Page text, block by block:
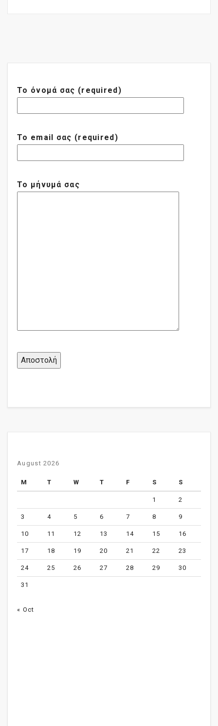
Το όνομά σας (required)
Το email σας (required)
Το μήνυμά σας
August 2026
M T W T F S S
1 2
3 4 5 6 7 8 9
10 11 12 13 14 15 16
17 18 19 20 21 22 23
24 25 26 27 28 29 30
31
« Oct